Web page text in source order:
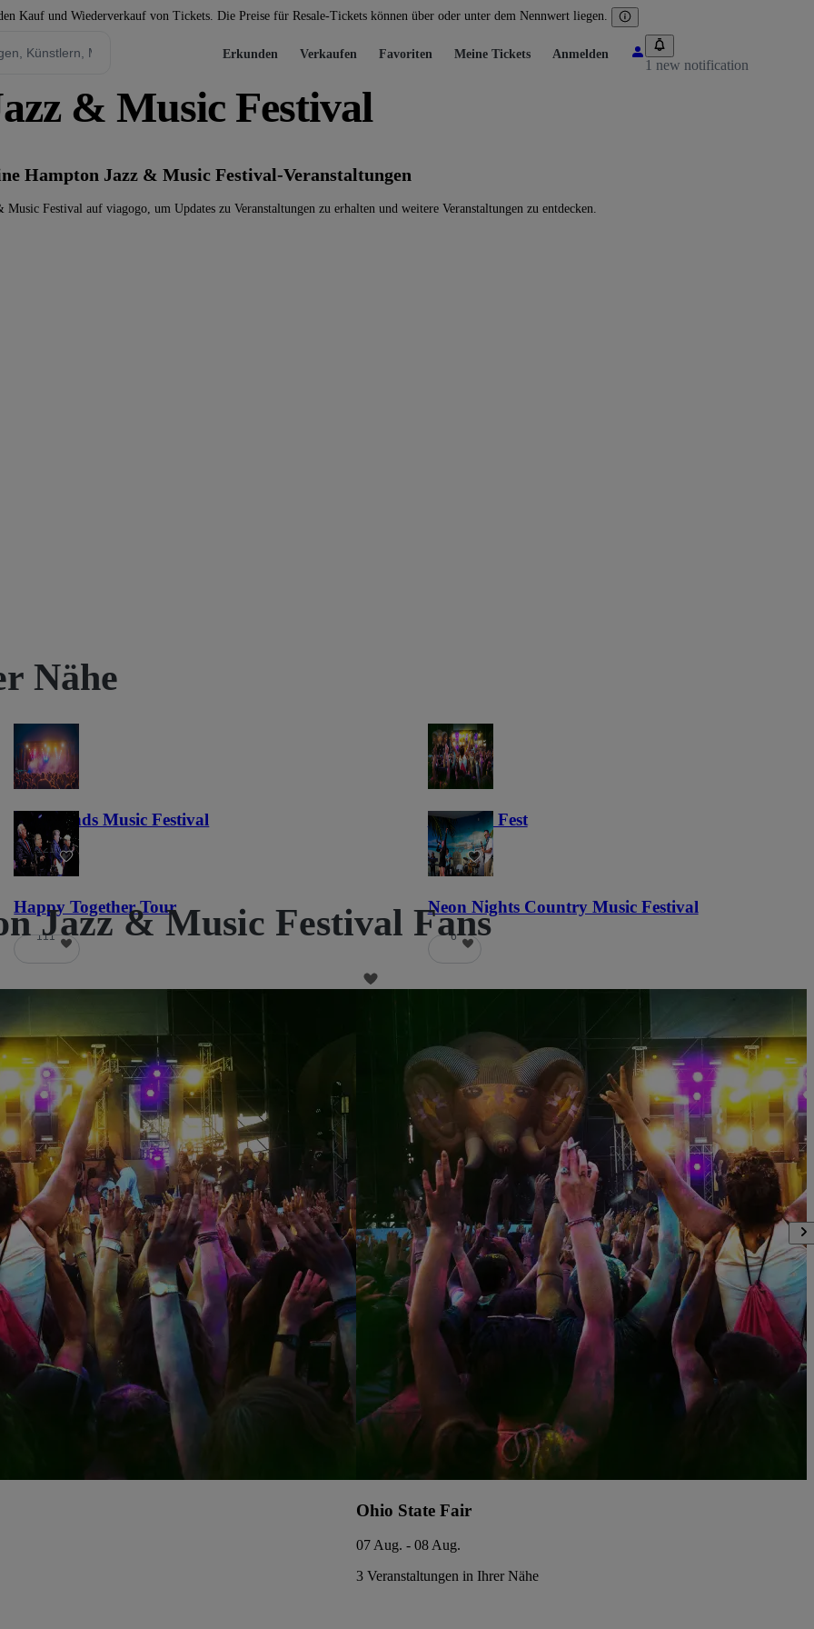
Kauf und Wiederverkauf von Tickets. Die Preise für Resale-Tickets können über oder unter dem Nennwert liegen.
Erkunden Verkaufen Favoriten Meine Tickets Anmelden
1 new notification
& Music Festival
Hampton Jazz & Music Festival-Veranstaltungen
Music Festival auf viagogo, um Updates zu Veranstaltungen zu erhalten und weitere Veranstaltungen zu entdecken.
Nähe
Lost Lands Music Festival
121
Haunted Fest
58
Happy Together Tour
111
Neon Nights Country Music Festival
6
Jazz & Music Festival Fans
Ohio State Fair
07 Aug. - 08 Aug.
3 Veranstaltungen in Ihrer Nähe